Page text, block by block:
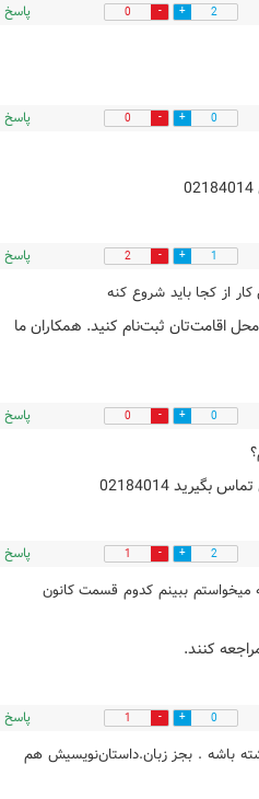
2
0 پاسخ
0
0 پاسخ
1
2 پاسخ
از کجا باید شروع کنه
اقامت‌تان ثبت‌نام کنید. همکاران ما
0
0 پاسخ
02184014
2
1 پاسخ
ببینم کدوم قسمت کانون
کنند.
0
1 پاسخ
در کانون داشته باشه . بجز زبان.داستان‌نویسیش هم